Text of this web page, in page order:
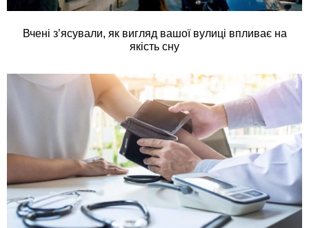
Вчені з’ясували, як вигляд вашої вулиці впливає на
якість сну